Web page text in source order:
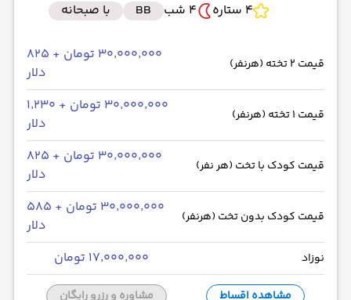
4 ستاره
4 شب BB با صبحانه
قیمت 2 تخته (هرنفر)
۳۰٬۰۰۰٬۰۰۰ تومان + ۸۲۵
دلار
قیمت 1 تخته (هرنفر)
۳۰٬۰۰۰٬۰۰۰ تومان + ۱٬۲۳۰
دلار
قیمت کودک با تخت (هر نفر)
۳۰٬۰۰۰٬۰۰۰ تومان + ۸۲۵
دلار
قیمت کودک بدون تخت (هرنفر)
۳۰٬۰۰۰٬۰۰۰ تومان + ۵۸۵
دلار
نوزاد ۱۷٬۰۰۰٬۰۰۰ تومان
مشاهده اقساط مشاوره و رزرو رایگان